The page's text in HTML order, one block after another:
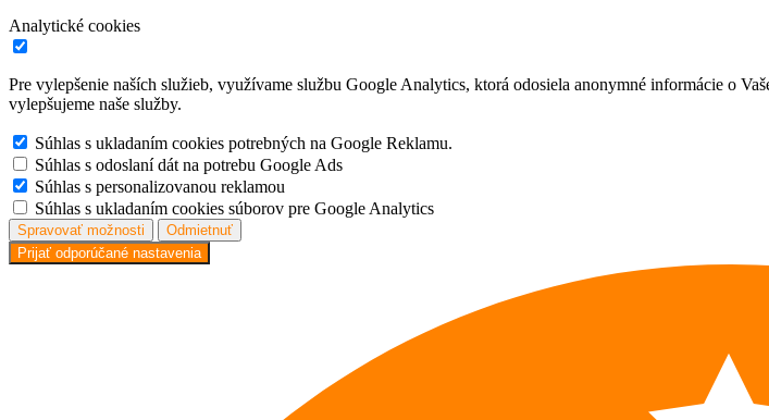
Analytické cookies
Pre vylepšenie naších služieb, využívame službu Google Analytics, ktorá odosiela anonymné informácie o
vylepšujeme naše služby.
Súhlas s ukladaním cookies potrebných na Google Reklamu.
Súhlas s odoslaní dát na potrebu Google Ads
Súhlas s personalizovanou reklamou
Súhlas s ukladaním cookies súborov pre Google Analytics
Spravovať možnosti
Odmietnuť
Prijať odporúčané nastavenia